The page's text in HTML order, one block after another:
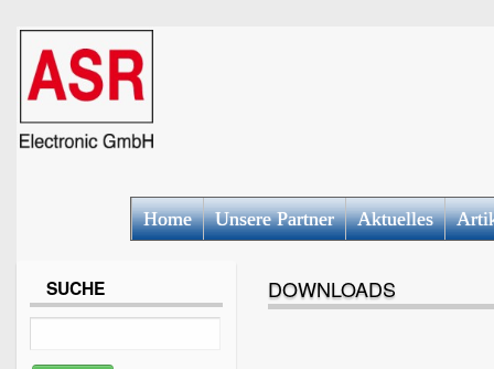
Home Unsere Partner Aktuelles
DOWNLOADS
SUCHE